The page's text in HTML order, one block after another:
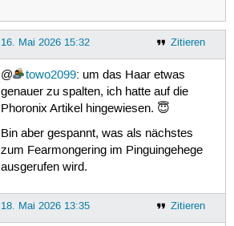
Zitieren
16. Mai 2026 15:32
@ towo2099: um das Haar etwas
genauer zu spalten, ich hatte auf die
Phoronix Artikel hingewiesen. 😇
Bin aber gespannt, was als nächstes
zum Fearmongering im Pinguingehege
ausgerufen wird.
Zitieren
18. Mai 2026 13:35